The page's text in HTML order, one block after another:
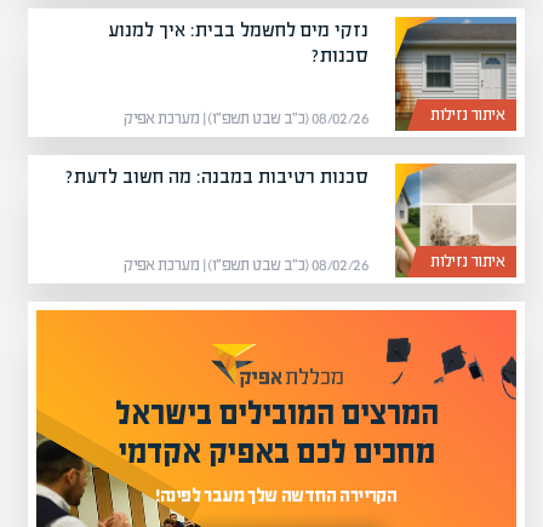
איתור נזילות
נזקי מים לחשמל בבית: איך למנוע
סכנות?
08/02/26 (כ״ב שבט תשפ״ו) | מערכת אפיק
איתור נזילות
סכנות רטיבות במבנה: מה חשוב לדעת?
08/02/26 (כ״ב שבט תשפ״ו) | מערכת אפיק
המרצים המובילים בישראל
מחכים לכם באפיק אקדמי
הקריירה החדשה שלך מעבר לפינה!